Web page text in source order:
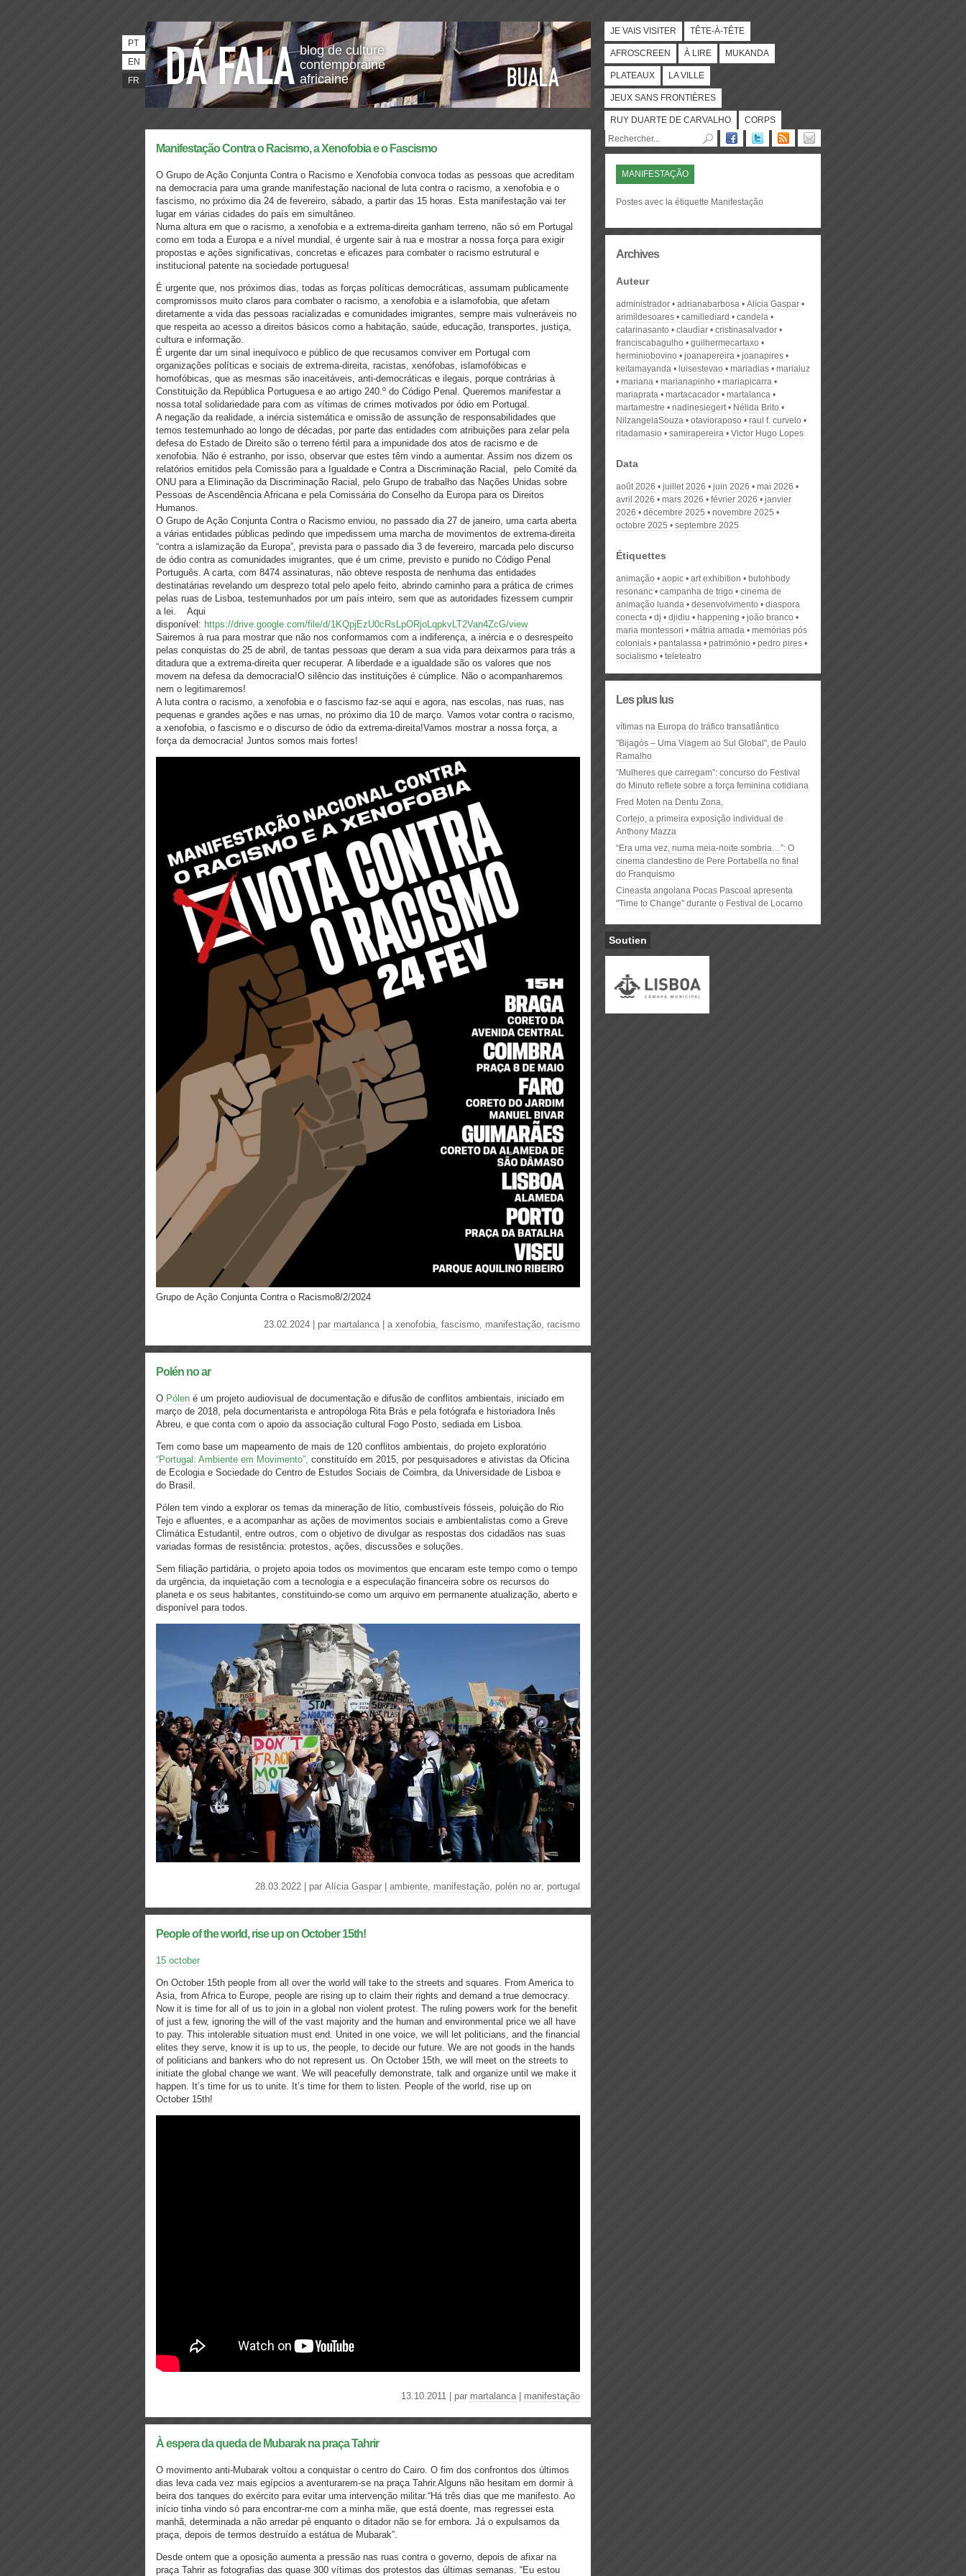
blog de culture
contemporaine
africaine
PT
EN
FR
JE VAIS VISITER TÊTE-À-TÊTE
AFROSCREEN À LIRE MUKANDA
PLATEAUX LA VILLE
JEUX SANS FRONTIÈRES
RUY DUARTE DE CARVALHO CORPS
Manifestação Contra o Racismo, a Xenofobia e o Fascismo
O Grupo de Ação Conjunta Contra o Racismo e Xenofobia convoca todas as pessoas que acreditam
na democracia para uma grande manifestação nacional de luta contra o racismo, a xenofobia e o
fascismo, no próximo dia 24 de fevereiro, sábado, a partir das 15 horas. Esta manifestação vai ter
lugar em várias cidades do país em simultâneo.
Numa altura em que o racismo, a xenofobia e a extrema-direita ganham terreno, não só em Portugal
como em toda a Europa e a nível mundial, é urgente sair à rua e mostrar a nossa força para exigir
propostas e ações significativas, concretas e eficazes para combater o racismo estrutural e
institucional patente na sociedade portuguesa!
É urgente que, nos próximos dias, todas as forças políticas democráticas, assumam publicamente
compromissos muito claros para combater o racismo, a xenofobia e a islamofobia, que afetam
diretamente a vida das pessoas racializadas e comunidades imigrantes, sempre mais vulneráveis no
que respeita ao acesso a direitos básicos como a habitação, saúde, educação, transportes, justiça,
cultura e informação.
É urgente dar um sinal inequívoco e público de que recusamos conviver em Portugal com
organizações políticas e sociais de extrema-direita, racistas, xenófobas, islamofóbicas e
homofóbicas, que as mesmas são inaceitáveis, anti-democráticas e ilegais, porque contrárias à
Constituição da República Portuguesa e ao artigo 240.º do Código Penal. Queremos manifestar a
nossa total solidariedade para com as vítimas de crimes motivados por ódio em Portugal.
A negação da realidade, a inércia sistemática e omissão de assunção de responsabilidades que
temos testemunhado ao longo de décadas, por parte das entidades com atribuições para zelar pela
defesa do Estado de Direito são o terreno fértil para a impunidade dos atos de racismo e de
xenofobia. Não é estranho, por isso, observar que estes têm vindo a aumentar. Assim nos dizem os
relatórios emitidos pela Comissão para a Igualdade e Contra a Discriminação Racial, pelo Comité da
ONU para a Eliminação da Discriminação Racial, pelo Grupo de trabalho das Nações Unidas sobre
Pessoas de Ascendência Africana e pela Comissária do Conselho da Europa para os Direitos
Humanos.
O Grupo de Ação Conjunta Contra o Racismo enviou, no passado dia 27 de janeiro, uma carta aberta
a várias entidades públicas pedindo que impedissem uma marcha de movimentos de extrema-direita
“contra a islamização da Europa”, prevista para o passado dia 3 de fevereiro, marcada pelo discurso
de ódio contra as comunidades imigrantes, que é um crime, previsto e punido no Código Penal
Português. A carta, com 8474 assinaturas, não obteve resposta de nenhuma das entidades
destinatárias revelando um desprezo total pelo apelo feito, abrindo caminho para a prática de crimes
pelas ruas de Lisboa, testemunhados por um país inteiro, sem que as autoridades fizessem cumprir
a lei. Aqui
disponível: https://drive.google.com/file/d/1KQpjEzU0cRsLpORjoLqpkvLT2Van4ZcG/view
Sairemos à rua para mostrar que não nos conformamos com a indiferença, a inércia e o desrespeito
pelas conquistas do 25 de abril, de tantas pessoas que deram a sua vida para deixarmos para trás a
ditadura que a extrema-direita quer recuperar. A liberdade e a igualdade são os valores que nos
movem na defesa da democracia!O silêncio das instituições é cúmplice. Não o acompanharemos
nem o legitimaremos!
A luta contra o racismo, a xenofobia e o fascismo faz-se aqui e agora, nas escolas, nas ruas, nas
pequenas e grandes ações e nas urnas, no próximo dia 10 de março. Vamos votar contra o racismo,
a xenofobia, o fascismo e o discurso de ódio da extrema-direita!Vamos mostrar a nossa força, a
força da democracia! Juntos somos mais fortes!
Grupo de Ação Conjunta Contra o Racismo8/2/2024
23.02.2024 | par martalanca| a xenofobia, fascismo, manifestação, racismo
Polén no ar
O Pólen é um projeto audiovisual de documentação e difusão de conflitos ambientais, iniciado em
março de 2018, pela documentarista e antropóloga Rita Brás e pela fotógrafa e historiadora Inês
Abreu, e que conta com o apoio da associação cultural Fogo Posto, sediada em Lisboa.
Tem como base um mapeamento de mais de 120 conflitos ambientais, do projeto exploratório
“Portugal: Ambiente em Movimento”, constituído em 2015, por pesquisadores e ativistas da Oficina
de Ecologia e Sociedade do Centro de Estudos Sociais de Coimbra, da Universidade de Lisboa e
do Brasil.
Pólen tem vindo a explorar os temas da mineração de lítio, combustíveis fósseis, poluição do Rio
Tejo e afluentes, e a acompanhar as ações de movimentos sociais e ambientalistas como a Greve
Climática Estudantil, entre outros, com o objetivo de divulgar as respostas dos cidadãos nas suas
variadas formas de resistência: protestos, ações, discussões e soluções.
Sem filiação partidária, o projeto apoia todos os movimentos que encaram este tempo como o tempo
da urgência, da inquietação com a tecnologia e a especulação financeira sobre os recursos do
planeta e os seus habitantes, constituindo-se como um arquivo em permanente atualização, aberto e
disponível para todos.
28.03.2022 | par Alícia Gaspar ambiente, manifestação, polén no ar, portugal
People of the world, rise up on October 15th!
15 october
On October 15th people from all over the world will take to the streets and squares. From America to
Asia, from Africa to Europe, people are rising up to claim their rights and demand a true democracy.
Now it is time for all of us to join in a global non violent protest. The ruling powers work for the benefit
of just a few, ignoring the will of the vast majority and the human and environmental price we all have
to pay. This intolerable situation must end. United in one voice, we will let politicians, and the financial
elites they serve, know it is up to us, the people, to decide our future. We are not goods in the hands
of politicians and bankers who do not represent us. On October 15th, we will meet on the streets to
initiate the global change we want. We will peacefully demonstrate, talk and organize until we make it
happen. It’s time for us to unite. It’s time for them to listen. People of the world, rise up on
October 15th!
13.10.2011 | par martalanca| manifestação
À espera da queda de Mubarak na praça Tahrir
O movimento anti-Mubarak voltou a conquistar o centro do Cairo. O fim dos confrontos dos últimos
dias leva cada vez mais egípcios a aventurarem-se na praça Tahrir.Alguns não hesitam em dormir à
beira dos tanques do exército para evitar uma intervenção militar.“Há três dias que me manifesto. Ao
início tinha vindo só para encontrar-me com a minha mãe, que está doente, mas regressei esta
manhã, determinada a não arredar pé enquanto o ditador não se for embora. Já o expulsamos da
praça, depois de termos destruído a estátua de Mubarak”.
Desde ontem que a oposição aumenta a pressão nas ruas contra o governo, depois de afixar na
praça Tahrir as fotografias das quase 300 vítimas dos protestos das últimas semanas. “Eu estou
MANIFESTAÇÃO
Postes avec la étiquette Manifestação
Archives
Auteur
administrador adrianabarbosa
Alícia Gaspar
arimildesoares
camillediard
candela
catarinasanto
claudiar
cristinasalvador
franciscabagulho
guilhermecartaxo
herminiobovino
joanapereira
joanapires
keitamayanda
luisestevao mariadias
marialuz
mariana
marianapinho
mariapicarra
mariaprata
martacacador
martalanca
martamestre
nadinesiegert
Nélida Brito
NilzangelaSouza
otavioraposo
raul f. curvelo
ritadamasio
samirapereira Victor Hugo Lopes
Data
août 2026 juillet 2026 juin 2026
mai 2026
avril 2026
mars 2026 février 2026
janvier
2026
décembre 2025
novembre 2025
octobre 2025
septembre 2025
Étiquettes
animação aopic art exhibition
butohbody
resonanc
campanha de trigo
cinema de
animação luanda
desenvolvimento
diaspora
conecta
dj djidiu happening
joão branco
maria montessori
mátria amada
memórias pós
coloniais
pantalassa património
pedro pires
socialismo
teleteatro
Les plus lus
vítimas na Europa do tráfico transatlântico
"Bijagós – Uma Viagem ao Sul Global", de Paulo
Ramalho
“Mulheres que carregam”: concurso do Festival
do Minuto reflete sobre a força feminina cotidiana
Fred Moten na Dentu Zona,
Cortejo, a primeira exposição individual de
Anthony Mazza
“Era uma vez, numa meia-noite sombria…”: O
cinema clandestino de Pere Portabella no final
do Franquismo
Cineasta angolana Pocas Pascoal apresenta
"Time to Change" durante o Festival de Locarno
Soutien